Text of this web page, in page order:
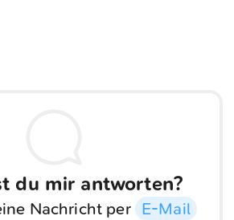
du mir antworten?
Nachricht per E-Mail